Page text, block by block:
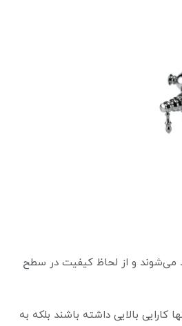
می‌شوند و از لحاظ کیفیت در سطح
بالایی داشته باشند بلکه به